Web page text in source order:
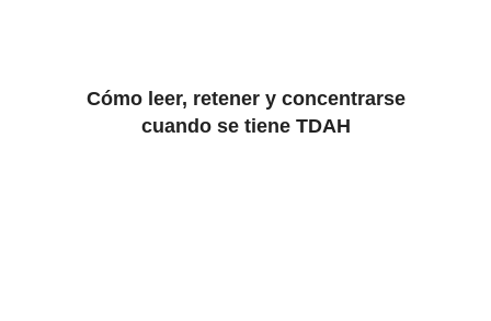
Cómo leer, retener y concentrarse
cuando se tiene TDAH